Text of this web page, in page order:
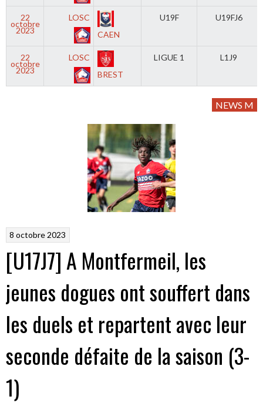
22
octobre
2023
LOSC
CAEN
U19F U19FJ6
22
octobre
2023
LOSC
BREST
LIGUE 1 L1J9
NEWS M
8 octobre 2023
[U17J7] A Montfermeil, les
jeunes dogues ont souffert dans
les duels et repartent avec leur
seconde défaite de la saison (3-
1)